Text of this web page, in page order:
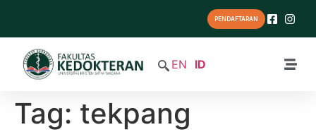
PENDAFTARAN
EN ID
Tag: tekpang